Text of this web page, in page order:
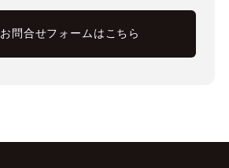
お問合せフォームはこちら